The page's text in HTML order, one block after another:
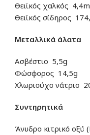
Θειϊκός χαλκός
Θειϊκός σίδηρος
Μεταλλικά άλατα
Ασβέστιο 5,5g
Φώσφορος 14,5g
Χλωριούχο νάτριο
Συντηρητικά
Άνυδρο κιτρικό οξύ